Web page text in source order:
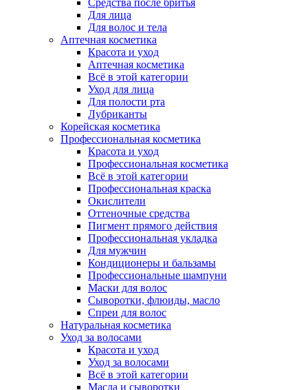
Средства после бритья
Для лица
Для волос и тела
Аптечная косметика
Красота и уход
Аптечная косметика
Всё в этой категории
Уход для лица
Для полости рта
Лубриканты
Корейская косметика
Профессиональная косметика
Красота и уход
Профессиональная косметика
Всё в этой категории
Профессиональная краска
Окислители
Оттеночные средства
Пигмент прямого действия
Профессиональная укладка
Для мужчин
Кондиционеры и бальзамы
Профессиональные шампуни
Маски для волос
Сыворотки, флюиды, масло
Спреи для волос
Натуральная косметика
Уход за волосами
Красота и уход
Уход за волосами
Всё в этой категории
Масла и сыворотки